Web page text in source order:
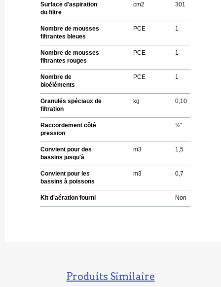
Surface d'aspiration
du filtre
cm2 301
Nombre de mousses
filtrantes bleues
PCE 1
Nombre de mousses
filtrantes rouges
PCE 1
Nombre de
bioéléments
PCE 1
Granulés spéciaux de
filtration
kg 0,10
Raccordement côté
pression
½"
Convient pour des
bassins jusqu'à
m3 1,5
Convient pour les
bassins à poissons
m3 0,7
Kit d'aération fourni Non
Produits Similaire